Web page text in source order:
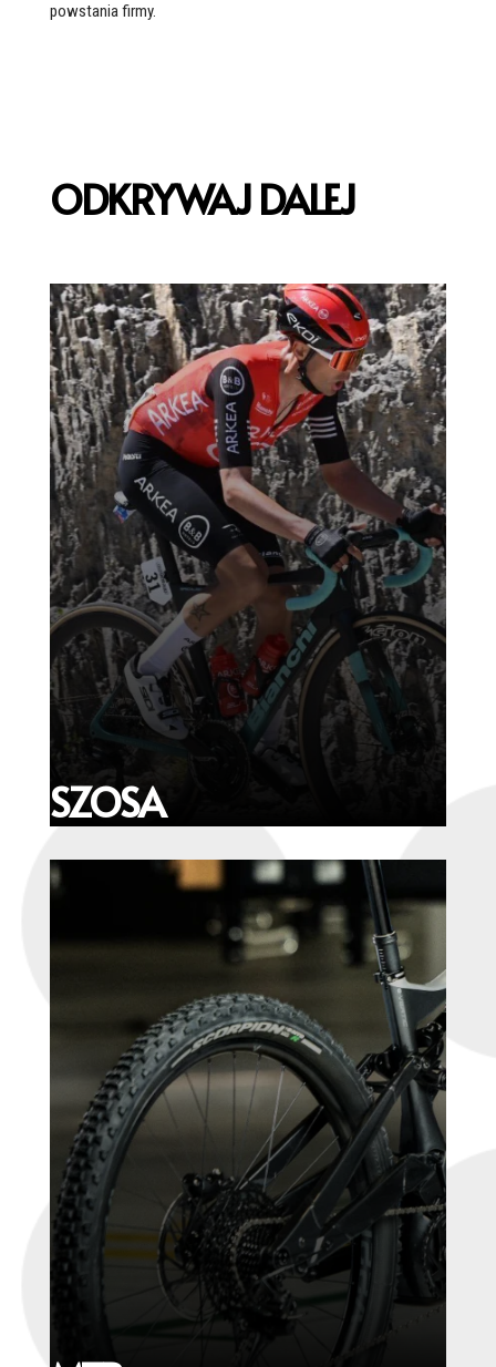
powstania firmy.
ODKRYWAJ DALEJ
SZOSA